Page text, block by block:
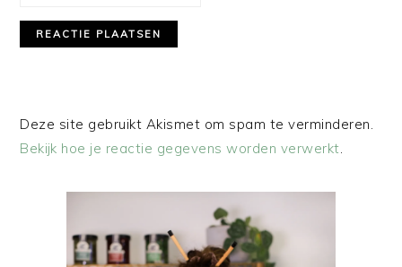
Deze site gebruikt Akismet om spam te verminderen.
Bekijk hoe je reactie gegevens worden verwerkt